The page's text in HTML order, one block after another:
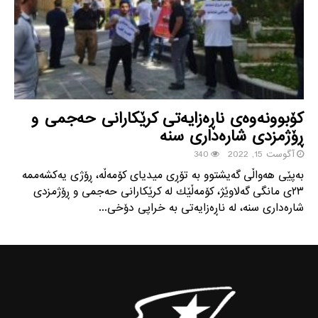
كۆبوونه‌وه‌ی ناڕه‌زایه‌تی كرێكارانی حه‌جمی و
ڕۆژمزدی شاره‌داری سنه
آگوست 15, 2022 340
به‌پێی هه‌واڵی گه‌یشتوو به‌ تۆڕی میدیای كۆمه‌ڵه‌، ڕۆژی یه‌كشه‌ممه‌
٢٣ی مانگی گه‌لاوێژ، كۆمه‌ڵێك له‌ كرێكارانی حه‌جمی و ڕۆژمزدی
شاره‌داری سنه‌، له‌ ناڕه‌زایه‌تی به‌ خراپی دۆخی...